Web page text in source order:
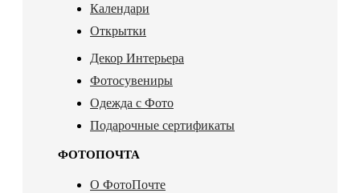
Календари
Открытки
Декор Интерьера
Фотосувениры
Одежда с Фото
Подарочные сертификаты
ФОТОПОЧТА
О ФотоПочте